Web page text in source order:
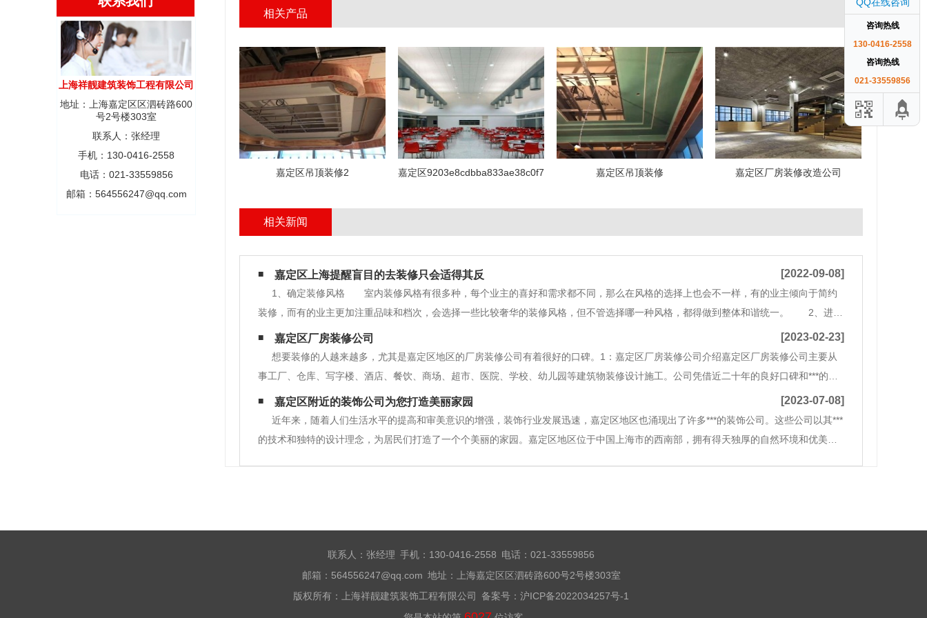
上海祥靓建筑装饰工程有限公司
地址：上海嘉定区区泗砖路600
号2号楼303室
联系人：张经理
手机：130-0416-2558
电话：021-33559856
邮箱：564556247@qq.com
相关产品
嘉定区吊顶装修2 嘉定区9203e8cdbba833ae38c0f7c3e9963bd4嘉定区吊顶装修 嘉定区厂房装修改造公司
相关新闻
嘉定区上海提醒盲目的去装修只会适得其反 [2022-09-08]
1、确定装修风格 室内装修风格有很多种，每个业主的喜好和需求都不同，那么在风格的选择上也会不一样，有的业主倾向于简约
装修，而有的业主更加注重品味和档次，会选择一些比较奢华的装修风格，但不管选择哪一种风格，都得做到整体和谐统一。 2、进行
合理的规划和布局 想要新房装修效果好，且住得更安逸舒适，那么在一开始装修的时候就得做好空间的规划和布局工作，具体的要结
合实际的房屋结构以及家里人的喜好和生活习
嘉定区厂房装修公司 [2023-02-23]
想要装修的人越来越多，尤其是嘉定区地区的厂房装修公司有着很好的口碑。1：嘉定区厂房装修公司介绍嘉定区厂房装修公司主要从
事工厂、仓库、写字楼、酒店、餐饮、商场、超市、医院、学校、幼儿园等建筑物装修设计施工。公司凭借近二十年的良好口碑和***的施
工技术，赢得了众多国内外客户的信赖，并获得多项行业荣誉。嘉定区厂房装修公司的发展目标是成为集设计、施工、管理为一体的综合
建筑装饰公司。2：嘉定区厂房装修公司服务范围嘉定区
嘉定区附近的装饰公司为您打造美丽家园 [2023-07-08]
近年来，随着人们生活水平的提高和审美意识的增强，装饰行业发展迅速，嘉定区地区也涌现出了许多***的装饰公司。这些公司以其***
的技术和独特的设计理念，为居民们打造了一个个美丽的家园。嘉定区地区位于中国上海市的西南部，拥有得天独厚的自然环境和优美的
联系人：张经理 手机：130-0416-2558 电话：021-33559856
邮箱：564556247@qq.com 地址：上海嘉定区区泗砖路600号2号楼303室
版权所有：上海祥靓建筑装饰工程有限公司 备案号： 沪ICP备2022034257号-1
咨询热线
130-0416-2558
咨询热线
021-33559856